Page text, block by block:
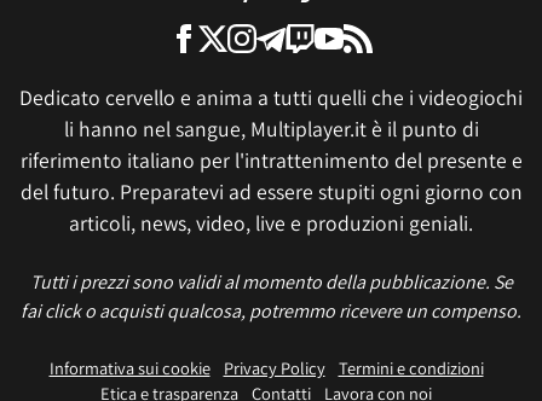
Dedicato cervello e anima a tutti quelli che i videogiochi
li hanno nel sangue, Multiplayer.it è il punto di
riferimento italiano per l'intrattenimento del presente e
del futuro. Preparatevi ad essere stupiti ogni giorno con
articoli, news, video, live e produzioni geniali.
Tutti i prezzi sono validi al momento della pubblicazione. Se
fai click o acquisti qualcosa, potremmo ricevere un compenso.
Informativa sui cookie Privacy Policy
Termini e condizioni
Etica e trasparenza Contatti Lavora con noi